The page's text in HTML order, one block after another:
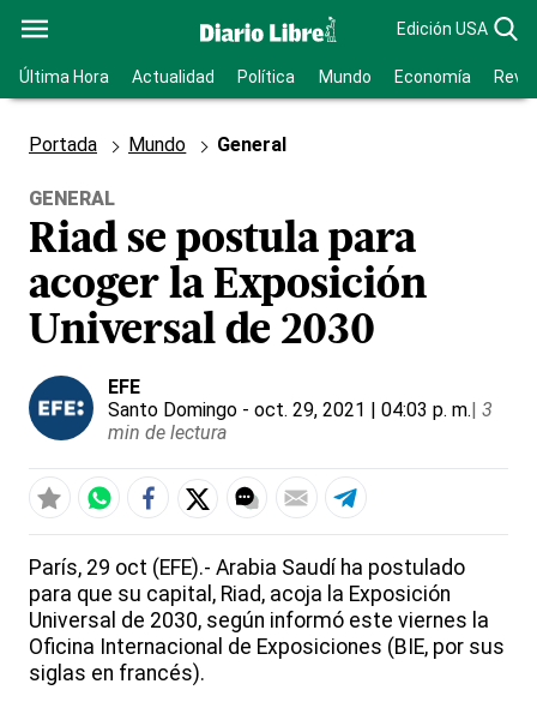
Edición USA
Última Hora Actualidad Política Mundo Economía
Portada Mundo General
GENERAL
Riad se postula para
acoger la Exposición
Universal de 2030
EFE
Santo Domingo - oct. 29, 2021 | 04:03 p. m.| 3
min de lectura
París, 29 oct (EFE).- Arabia Saudí ha postulado
para que su capital, Riad, acoja la Exposición
Universal de 2030, según informó este viernes la
Oficina Internacional de Exposiciones (BIE, por sus
siglas en francés).